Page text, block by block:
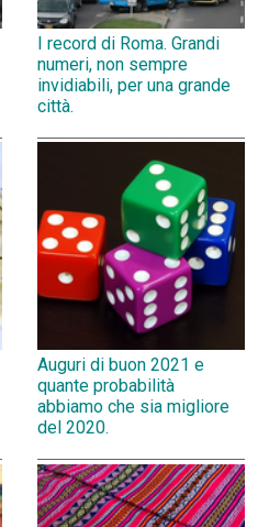
I record di Roma. Grandi
numeri, non sempre
invidiabili, per una grande
città.
Auguri di buon 2021 e
quante probabilità
abbiamo che sia migliore
del 2020.